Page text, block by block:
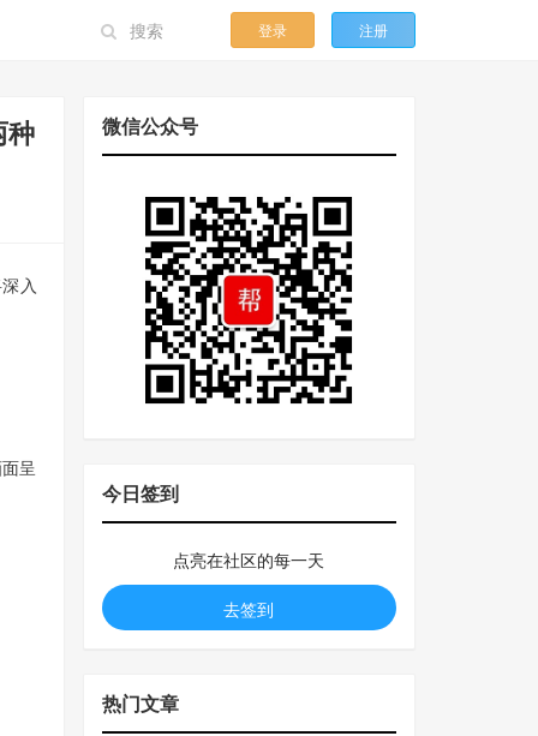
登录 注册
种
入
呈
微信公众号
今日签到
点亮在社区的每一天
去签到
热门文章